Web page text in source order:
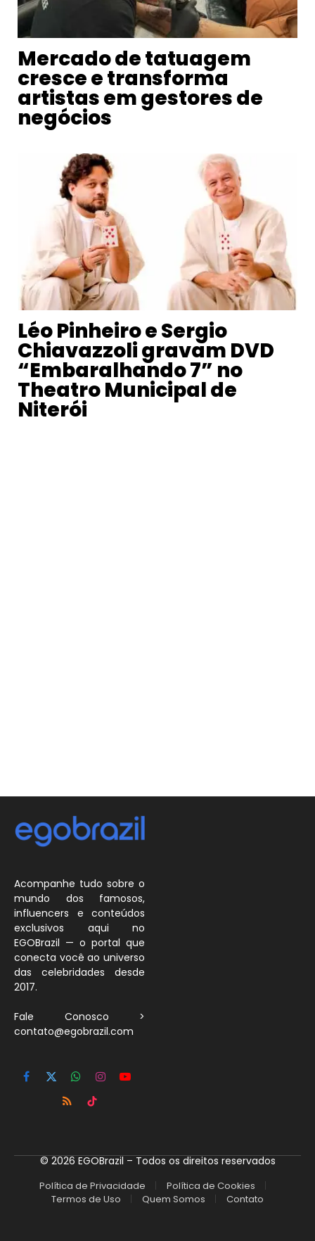
Mercado de tatuagem
cresce e transforma
artistas em gestores de
negócios
Léo Pinheiro e Sergio
Chiavazzoli gravam DVD
“Embaralhando 7” no
Theatro Municipal de
Niterói
Acompanhe tudo sobre o
mundo dos famosos,
influencers e conteúdos
exclusivos aqui no
EGOBrazil — o portal que
conecta você ao universo
das celebridades desde
2017.
Fale Conosco >
contato@egobrazil.com
Facebook
X
(Twitter)
WhatsApp
InstagramYouTube
RSS
TikTok
© 2026 EGOBrazil – Todos os direitos reservados
Política de Privacidade
Política de Cookies
Termos de Uso
Quem Somos Contato